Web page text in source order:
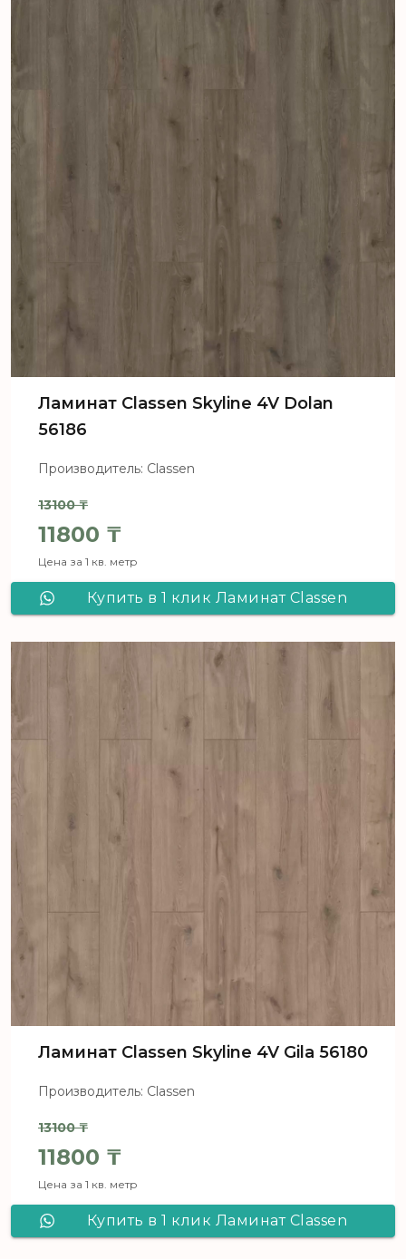
Ламинат Classen Skyline 4V Dolan
56186
Производитель: Classen
13100₸
Первоначальная цена
11800 ₸
Текущая цена: 11800 ₸.
Цена за 1 кв. метр
Купить в 1 клик Ламинат Classen
Ламинат Classen Skyline 4V Gila 56180
Производитель: Classen
13100₸
Первоначальная цена
11800 ₸
Текущая цена: 11800 ₸.
Цена за 1 кв. метр
Купить в 1 клик Ламинат Classen